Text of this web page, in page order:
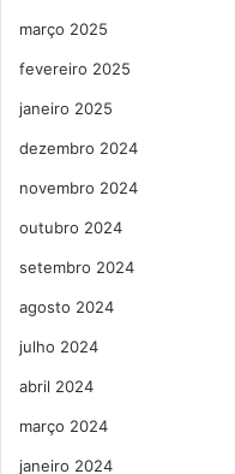
março 2025
fevereiro 2025
janeiro 2025
dezembro 2024
novembro 2024
outubro 2024
setembro 2024
agosto 2024
julho 2024
abril 2024
março 2024
janeiro 2024